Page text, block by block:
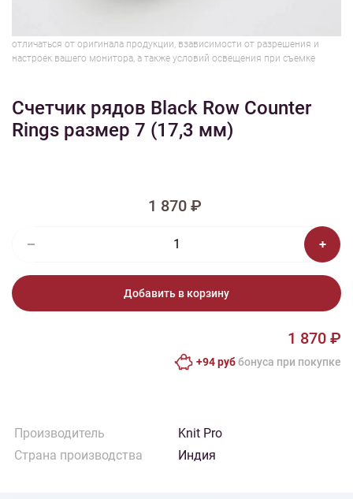
отличаться от оригинала продукции, взависимости от разрешения и
настроек вашего монитора, а также условий освещения при съемке
Счетчик рядов Black Row Counter
Rings размер 7 (17,3 мм)
1 870 ₽
Добавить в корзину
1 870 ₽
+94 руббонусa при покупке
Производитель
Knit Pro
Страна производства
Индия